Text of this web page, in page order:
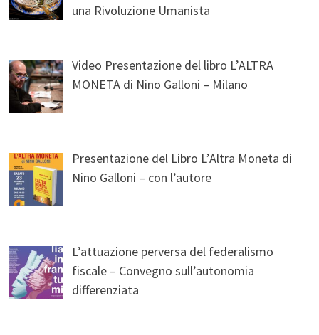
una Rivoluzione Umanista
Video Presentazione del libro L’ALTRA
MONETA di Nino Galloni – Milano
Presentazione del Libro L’Altra Moneta di
Nino Galloni – con l’autore
L’attuazione perversa del federalismo
fiscale – Convegno sull’autonomia
differenziata